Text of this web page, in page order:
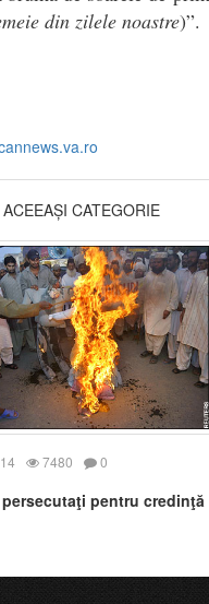
din zilele noastre)”.
CATEGORIE
7480 0
pentru credinţă